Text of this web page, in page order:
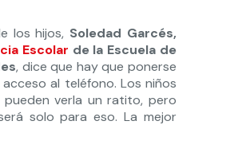
los hijos, Soledad Garcés,
Escolar de la Escuela de
, dice que hay que ponerse
al teléfono. Los niños
pueden verla un ratito, pero
solo para eso. La mejor